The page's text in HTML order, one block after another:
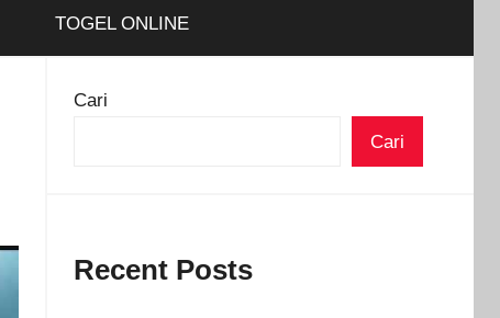
TOGEL ONLINE
Cari
Cari
Recent Posts